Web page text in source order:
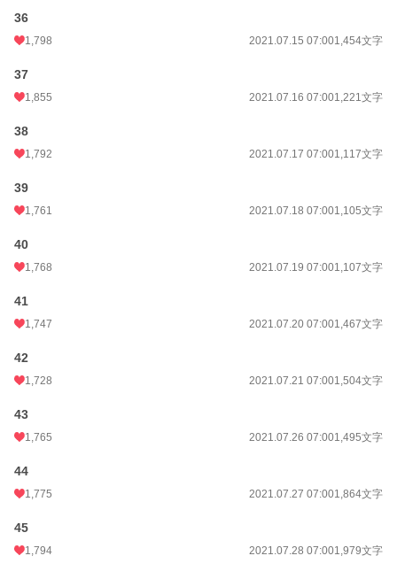
36
1,798 2021.07.15 07:001,454文字
37
1,855 2021.07.16 07:001,221文字
38
1,792 2021.07.17 07:001,117文字
39
1,761 2021.07.18 07:001,105文字
40
1,768 2021.07.19 07:001,107文字
41
1,747 2021.07.20 07:001,467文字
42
1,728 2021.07.21 07:001,504文字
43
1,765 2021.07.26 07:001,495文字
44
1,775 2021.07.27 07:001,864文字
45
1,794 2021.07.28 07:001,979文字